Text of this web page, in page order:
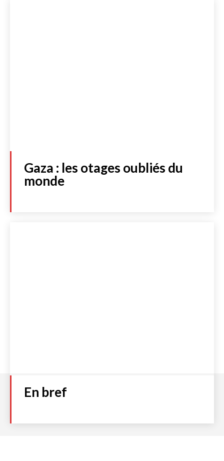
Gaza : les otages oubliés du
monde
En bref